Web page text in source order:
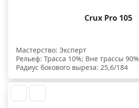
Crux Pro 105
Мастерство: Эксперт
Рельеф: Трасса 10%; Вне трассы 90%
Радиус бокового выреза: 25,6/184